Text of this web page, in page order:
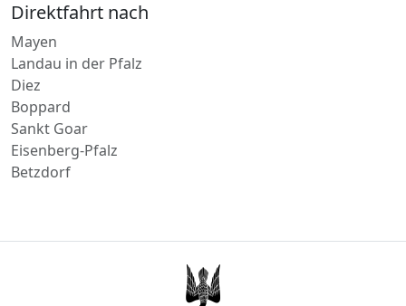
Diez
Boppard
Sankt Goar
Eisenberg-Pfalz
Betzdorf
Wanderfalke Kurier © 2026
Datenschutz